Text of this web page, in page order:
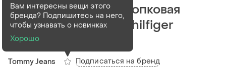
Рубашка мужская хлопковая
tommy jeans tommy hilfiger
оливковая хаки l
Tommy Jeans
Вам интересны вещи этого
бренда? Подпишитесь на него,
чтобы узнавать о новинках
Хорошо
Подписаться на бренд